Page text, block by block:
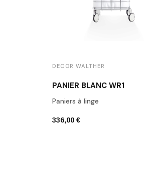
DECOR WALTHER
PANIER BLANC WR1
Paniers à linge
336,00 €